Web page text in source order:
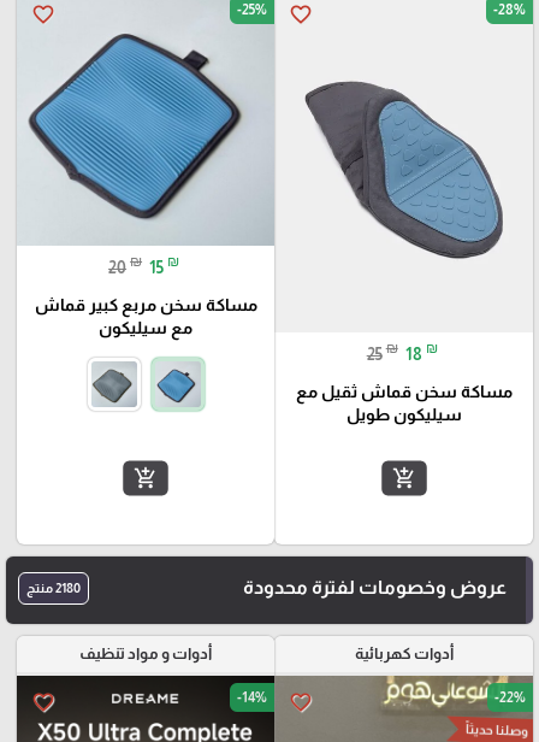
favorite_border -28%
25 ₪ 18 ₪
مساكة سخن قماش ثقيل مع
سيليكون طويل
add_shopping_cart
favorite_border -25%
20 ₪ 15 ₪
مساكة سخن مربع كبير قماش
مع سيليكون
add_shopping_cart
عروض وخصومات لفترة محدودة 2180 منتج
أدوات كهربائية
favorite_border -22%
وصلنا حديثاً
أدوات و مواد تنظيف
favorite_border -14%